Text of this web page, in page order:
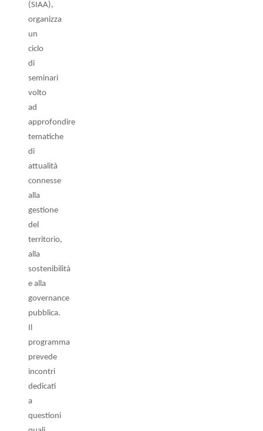
(SIAA),
organizza
un
ciclo
di
seminari
volto
ad
approfondire
tematiche
di
attualità
connesse
alla
gestione
del
territorio,
alla
sostenibilità
e alla
governance
pubblica.
Il
programma
prevede
incontri
dedicati
a
questioni